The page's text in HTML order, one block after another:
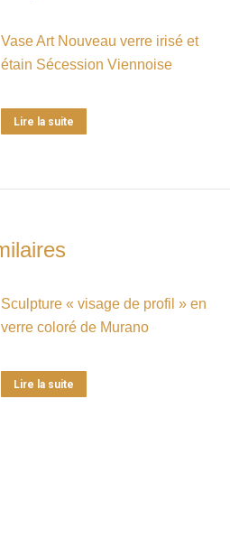
Vase Art Nouveau verre irisé et
étain Sécession Viennoise
Lire la suite
Sculpture « visage de profil » en
verre coloré de Murano
Lire la suite